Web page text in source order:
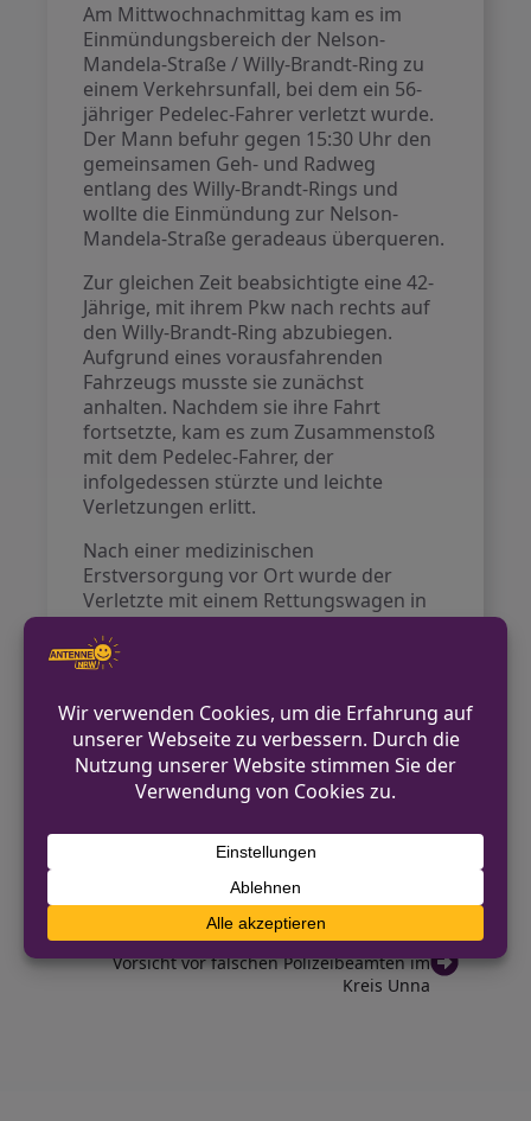
Am Mittwochnachmittag kam es im
Einmündungsbereich der Nelson-
Mandela-Straße / Willy-Brandt-Ring zu
einem Verkehrsunfall, bei dem ein 56-
jähriger Pedelec-Fahrer verletzt wurde.
Der Mann befuhr gegen 15:30 Uhr den
gemeinsamen Geh- und Radweg
entlang des Willy-Brandt-Rings und
wollte die Einmündung zur Nelson-
Mandela-Straße geradeaus überqueren.
Zur gleichen Zeit beabsichtigte eine 42-
Jährige, mit ihrem Pkw nach rechts auf
den Willy-Brandt-Ring abzubiegen.
Aufgrund eines vorausfahrenden
Fahrzeugs musste sie zunächst
anhalten. Nachdem sie ihre Fahrt
fortsetzte, kam es zum Zusammenstoß
mit dem Pedelec-Fahrer, der
infolgedessen stürzte und leichte
Verletzungen erlitt.
Nach einer medizinischen
Erstversorgung vor Ort wurde der
Verletzte mit einem Rettungswagen in
ein Krankenhaus gebracht. Sowohl das
Pedelec als auch der Pkw erlitten
Beschädigungen. Der Gesamtschaden
wird auf mehrere tausend Euro
geschätzt. Die Polizei hat ein
Ermittlungsverfahren gegen die
Autofahrerin eingeleitet.
VORHERIGER BEITRAG
Lkw mit defekter Ladebordwand aus dem
Verkehr gezogen
NÄCHSTER BEITRAG
Vorsicht vor falschen Polizeibeamten im
Kreis Unna